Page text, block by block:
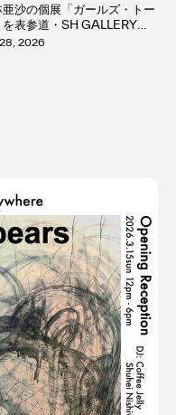
亜沙の個展「ガールズ・トー
を表参道・SH GALLERYで
「好き」が溢れる純粋な感
2026